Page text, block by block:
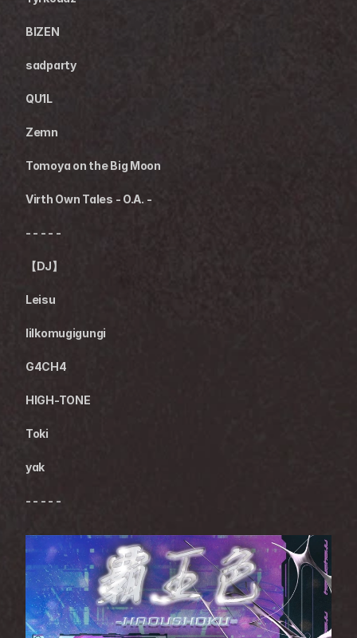
BIZEN
sadparty
QU1L
Zemn
Tomoya on the Big Moon
Virth Own Tales - O.A. -
- - - - -
【DJ】
Leisu
lilkomugigungi
G4CH4
HIGH-TONE
Toki
yak
- - - - -